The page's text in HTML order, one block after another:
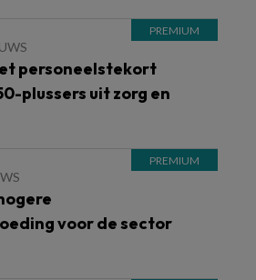
personeelstekort
plussers uit zorg en
voor de sector